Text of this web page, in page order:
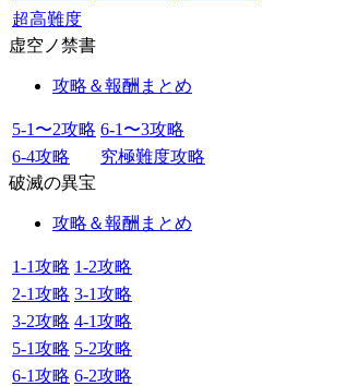
超高難度
虚空ノ禁書
攻略＆報酬まとめ
5-1〜2攻略 6-1〜3攻略
6-4攻略
究極難度攻略
破滅の異宝
攻略＆報酬まとめ
1-1攻略 1-2攻略
2-1攻略 3-1攻略
3-2攻略 4-1攻略
5-1攻略 5-2攻略
6-1攻略 6-2攻略